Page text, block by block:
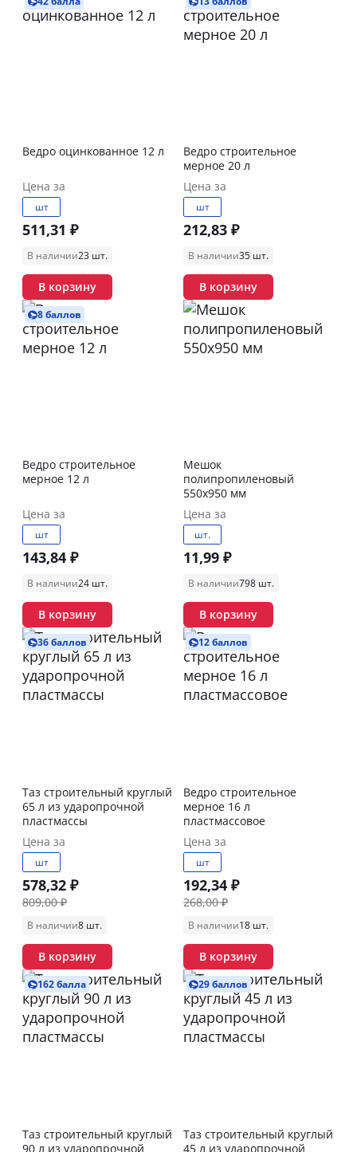
Ведро оцинкованное 12 л
Цена за
шт
511,31 ₽
В наличии23 шт.
В корзину
Ведро строительное
мерное 20 л
Цена за
шт
212,83 ₽
В наличии35 шт.
В корзину
8 баллов
Ведро строительное
мерное 12 л
Цена за
шт
143,84 ₽
В наличии24 шт.
В корзину
Мешок
полипропиленовый
550х950 мм
Цена за
шт.
11,99 ₽
В наличии798 шт.
В корзину
36 баллов
Таз строительный круглый
65 л из ударопрочной
пластмассы
Цена за
шт
578,32 ₽
809,00 ₽
В наличии8 шт.
В корзину
12 баллов
Ведро строительное
мерное 16 л
пластмассовое
Цена за
шт
192,34 ₽
268,00 ₽
В наличии18 шт.
В корзину
162 балла
Таз строительный круглый
90 л из ударопрочной
29 баллов
Таз строительный круглый
45 л из ударопрочной